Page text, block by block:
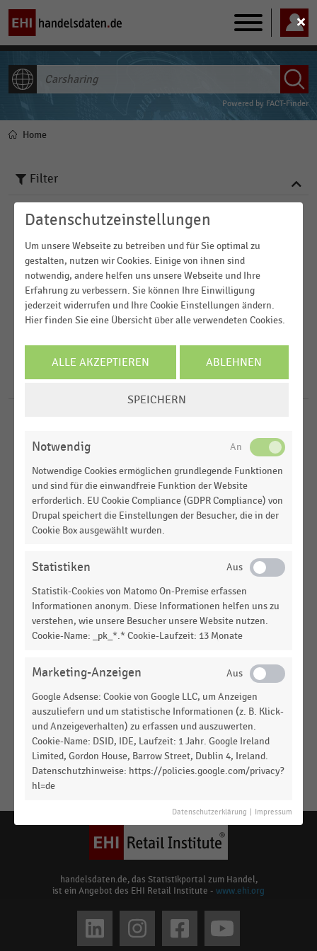
Main
navigation
Powered by FACT-Finder
Pfadnavigation
Home
Ergebnisse fürCarsharing
Mögliche Kooperationen im Bereich
Elektromobilität (2024)
DEUTSCHSPRACHIGER EINZELHANDEL|STATISTIK
Mögliche Kooperationen im Bereich
Elektromobilität (2023)
Vorschläge zur Verbesserung der
Mobilitätsangebote für den Weg in die Innenstadt
(2022)
DEUTSCHSPRACHIGER EINZELHANDEL|STATISTIK
Praktizierte Mobilitätskonzepte der Kommunen
DEUTSCHSPRACHIGER EINZELHANDEL | STATISTIK
Kooperationen im Bereich Elektromobilität (2022)
DEUTSCHSPRACHIGER EINZELHANDEL|STATISTIK
Geplante Kooperationen im Bereich
Elektromobilität im Handel (2021)
Keine
Ergebnisse
gefunden
überprüfen
Filter
Branchen
Deutschsprachiger Einzelhandel
E-Commerce
Veröffentlichungsdatum
2024
2023
2022
2021
Region
Deutschland
D-A-CH-Region
FILTER ZURÜCKSETZEN
handelsdaten.de, das Statistikportal zum Handel,
ist ein Angebot des EHI Retail Institute - www.ehi.org
Datenschutzeinstellungen
Um unsere Webseite zu betreiben und für Sie optimal zu
gestalten, nutzen wir Cookies. Einige von ihnen sind
notwendig, andere helfen uns unsere Webseite und Ihre
Erfahrung zu verbessern. Sie können Ihre Einwilligung
jederzeit widerrufen und Ihre Cookie Einstellungen ändern.
Hier finden Sie eine Übersicht über alle verwendeten Cookies.
ALLE AKZEPTIEREN ABLEHNEN
SPEICHERN
Notwendig
Notwendige Cookies ermöglichen grundlegende Funktionen
und sind für die einwandfreie Funktion der Website
erforderlich. EU Cookie Compliance (GDPR Compliance) von
Drupal speichert die Einstellungen der Besucher, die in der
Cookie Box ausgewählt wurden.
Statistiken
Statistik-Cookies von Matomo On-Premise erfassen
Informationen anonym. Diese Informationen helfen uns zu
verstehen, wie unsere Besucher unsere Website nutzen.
Cookie-Name: _pk_*.* Cookie-Laufzeit: 13 Monate
Marketing-Anzeigen
Google Adsense: Cookie von Google LLC, um Anzeigen
auszuliefern und um statistische Informationen (z. B. Klick-
und Anzeigeverhalten) zu erfassen und auszuwerten.
Cookie-Name: DSID, IDE, Laufzeit: 1 Jahr. Google Ireland
Limited, Gordon House, Barrow Street, Dublin 4, Ireland.
Datenschutzhinweise: https://policies.google.com/privacy?
hl=de
Datenschutzerklärung Impressum